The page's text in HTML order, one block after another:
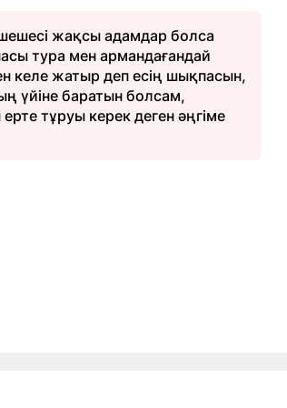
жақсы адамдар болса
тура мен армандағандай
келе жатыр деп есің шықпасын,
үйіне баратын болсам,
тұруы керек деген әңгіме